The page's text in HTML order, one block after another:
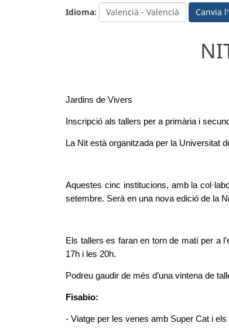
Idioma: Canvia
Jardins de Vivers
Inscripció als tallers per a primària i
La Nit està organitzada per la Universitat
Aquestes cinc institucions, amb la
setembre. Serà en una nova edició de la
Els tallers es faran en torn de matí per a
17h i les 20h.
Podreu gaudir de més d’una vintena de
Fisabio:
- Viatge per les venes amb Super Cat i